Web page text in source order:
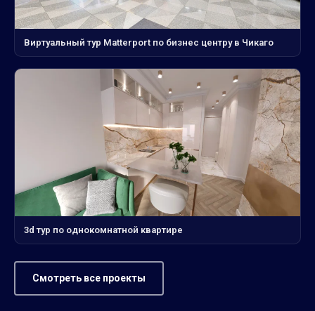
Виртуальный тур Matterport по бизнес центру в Чикаго
3d тур по однокомнатной квартире
Смотреть все проекты